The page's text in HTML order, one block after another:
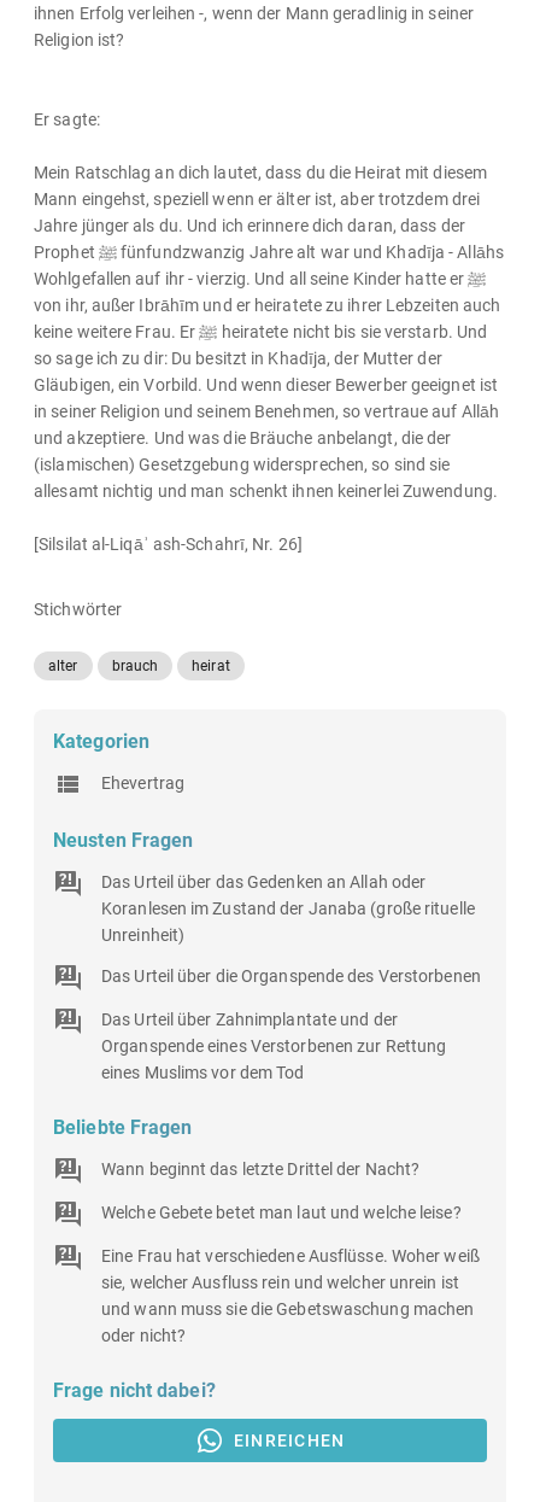
ihnen Erfolg verleihen -, wenn der Mann geradlinig in seiner
Religion ist?
Er sagte:
Mein Ratschlag an dich lautet, dass du die Heirat mit diesem
Mann eingehst, speziell wenn er älter ist, aber trotzdem drei
Jahre jünger als du. Und ich erinnere dich daran, dass der
Prophet ﷺ fünfundzwanzig Jahre alt war und Khadīja - Allāhs
Wohlgefallen auf ihr - vierzig. Und all seine Kinder hatte er ﷺ
von ihr, außer Ibrāhīm und er heiratete zu ihrer Lebzeiten auch
keine weitere Frau. Er ﷺ heiratete nicht bis sie verstarb. Und
so sage ich zu dir: Du besitzt in Khadīja, der Mutter der
Gläubigen, ein Vorbild. Und wenn dieser Bewerber geeignet ist
in seiner Religion und seinem Benehmen, so vertraue auf Allāh
und akzeptiere. Und was die Bräuche anbelangt, die der
(islamischen) Gesetzgebung widersprechen, so sind sie
allesamt nichtig und man schenkt ihnen keinerlei Zuwendung.
[Silsilat al-Liqāʾ ash-Schahrī, Nr. 26]
Stichwörter
alter brauch heirat
Kategorien
Ehevertrag
Neusten Fragen
Das Urteil über das Gedenken an Allah oder
Koranlesen im Zustand der Janaba (große rituelle
Unreinheit)
Das Urteil über die Organspende des Verstorbenen
Das Urteil über Zahnimplantate und der
Organspende eines Verstorbenen zur Rettung
eines Muslims vor dem Tod
Beliebte Fragen
Wann beginnt das letzte Drittel der Nacht?
Welche Gebete betet man laut und welche leise?
Eine Frau hat verschiedene Ausflüsse. Woher weiß
sie, welcher Ausfluss rein und welcher unrein ist
und wann muss sie die Gebetswaschung machen
oder nicht?
Frage nicht dabei?
EINREICHEN